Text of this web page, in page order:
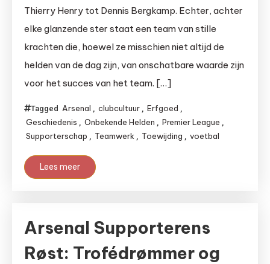
Thierry Henry tot Dennis Bergkamp. Echter, achter
elke glanzende ster staat een team van stille
krachten die, hoewel ze misschien niet altijd de
helden van de dag zijn, van onschatbare waarde zijn
voor het succes van het team. […]
Tagged Arsenal , clubcultuur , Erfgoed ,
Geschiedenis , Onbekende Helden , Premier League ,
Supporterschap , Teamwerk , Toewijding , voetbal
Lees meer
Arsenal Supporterens
Røst: Trofédrømmer og